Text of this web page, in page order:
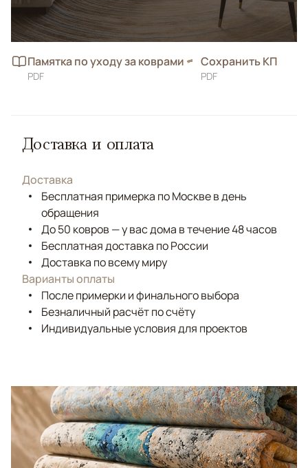
Памятка по уходу за коврами
PDF
Сохранить КП
PDF
Доставка и оплата
Доставка
Бесплатная примерка по Москве в день
обращения
До 50 ковров — у вас дома в течение 48 часов
Бесплатная доставка по России
Доставка по всему миру
Варианты оплаты
После примерки и финального выбора
Безналичный расчёт по счёту
Индивидуальные условия для проектов